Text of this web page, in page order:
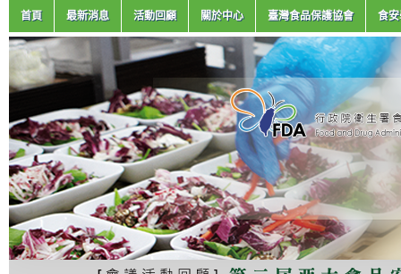
首頁 最新消息 活動回顧 關於中心 臺灣食品保護協會 食